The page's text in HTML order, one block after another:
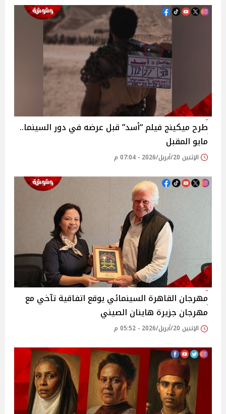
طرح ميكينج فيلم “أسد” قبل عرضه في دور السينما..
مايو المقبل
الإثنين 20/أبريل/2026 - 07:04 م
مهرجان القاهرة السينمائي يوقع اتفاقية تآخي مع
مهرجان جزيرة هاينان الصيني
الإثنين 20/أبريل/2026 - 05:52 م